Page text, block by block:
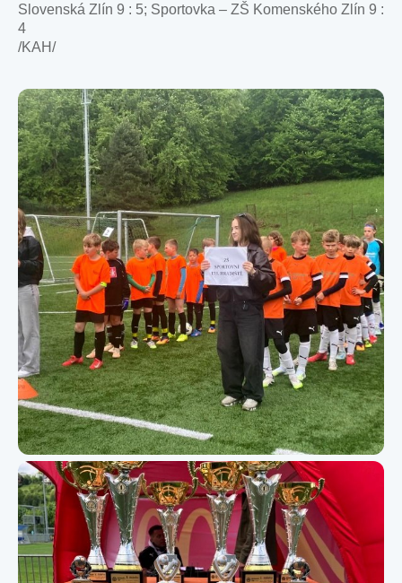
Slovenská Zlín 9 : 5; Sportovka – ZŠ Komenského Zlín 9 :
4
/KAH/